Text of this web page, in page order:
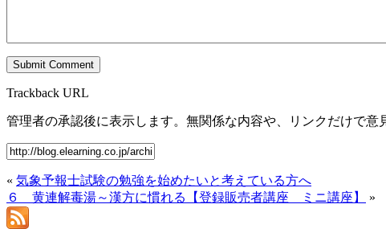
Trackback URL
管理者の承認後に表示します。無関係な内容や、リンクだけで意
« 気象予報士試験の勉強を始めたいと考えている方へ
６ 黄連解毒湯～漢方に慣れる【登録販売者講座 ミニ講座】
»